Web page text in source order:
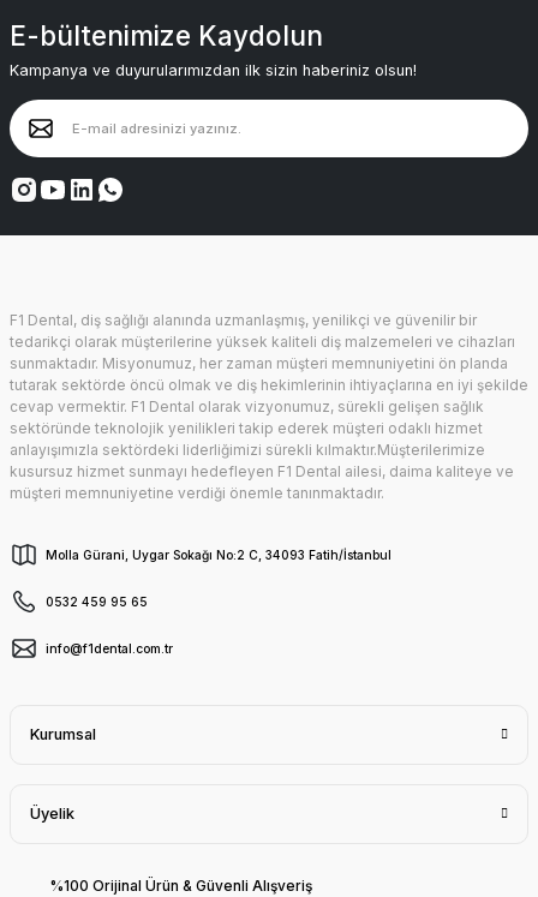
E-bültenimize Kaydolun
Kampanya ve duyurularımızdan ilk sizin haberiniz olsun!
F1 Dental, diş sağlığı alanında uzmanlaşmış, yenilikçi ve güvenilir bir
tedarikçi olarak müşterilerine yüksek kaliteli diş malzemeleri ve cihazları
sunmaktadır. Misyonumuz, her zaman müşteri memnuniyetini ön planda
tutarak sektörde öncü olmak ve diş hekimlerinin ihtiyaçlarına en iyi şekilde
cevap vermektir. F1 Dental olarak vizyonumuz, sürekli gelişen sağlık
sektöründe teknolojik yenilikleri takip ederek müşteri odaklı hizmet
anlayışımızla sektördeki liderliğimizi sürekli kılmaktır.Müşterilerimize
kusursuz hizmet sunmayı hedefleyen F1 Dental ailesi, daima kaliteye ve
müşteri memnuniyetine verdiği önemle tanınmaktadır.
Molla Gürani, Uygar Sokağı No:2 C, 34093 Fatih/İstanbul
0532 459 95 65
info@f1dental.com.tr
Kurumsal
Üyelik
%100 Orijinal Ürün & Güvenli Alışveriş